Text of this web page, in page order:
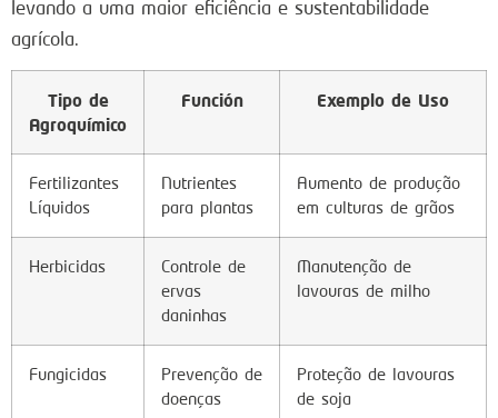
levando a uma maior eficiência e sustentabilidade
agrícola.
Tipo de
Agroquímico
Función Exemplo de Uso
Fertilizantes
Líquidos
Nutrientes
para plantas
Aumento de produção
em culturas de grãos
Herbicidas
Controle de
ervas
daninhas
Manutenção de
lavouras de milho
Fungicidas
Prevenção de
doenças
Proteção de lavouras
de soja